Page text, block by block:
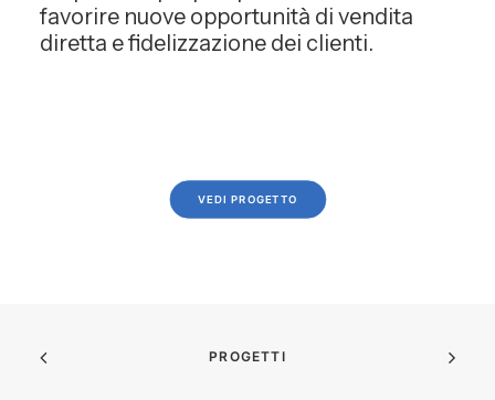
favorire nuove opportunità di vendita
diretta e fidelizzazione dei clienti.
VEDI PROGETTO
PROGETTI